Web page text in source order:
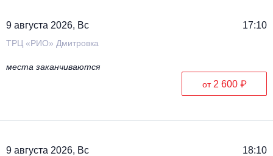
9 августа 2026, Вс 17:10
ТРЦ «РИО» Дмитровка
места заканчиваются
от 2 600 ₽
9 августа 2026, Вс 18:10